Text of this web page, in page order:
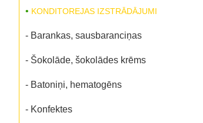
KONDITOREJAS IZSTRĀDĀJUMI
- Barankas, sausbaranciņas
- Šokolāde, šokolādes krēms
- Batoniņi, hematogēns
- Konfektes